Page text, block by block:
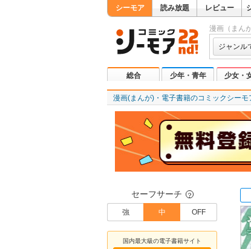
シーモア 読み放題 レビュー
漫画（まん
ジャンル
総合 少年・青年 少女・
漫画(まんが)・電子書籍のコミックシーモ
セーフサーチ ？
強 中 OFF
国内最大級の電子書籍サイト